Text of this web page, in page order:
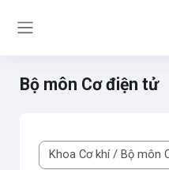
Bộ môn Cơ điện tử
Danh mục khoá học